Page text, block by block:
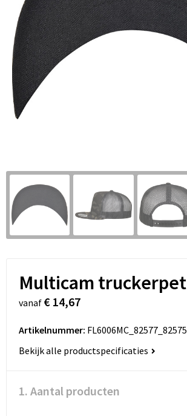
Multicam truckerpet
vanaf € 14,67
Artikelnummer: FL6006MC_82577_82575
Bekijk alle productspecificaties
1. Aantal producten